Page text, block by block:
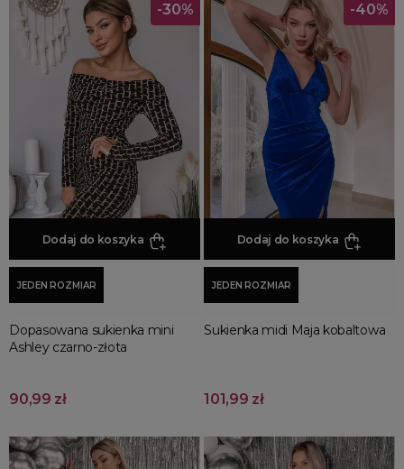
SUMMER
Złote produkty
Wiosenne Uroczystości
Letnie Uroczystości
Jesienne Uroczystości
Zimowe Uroczystości
HOT SALE
Produkty Tygodnia
Różowy Październik
Black Friday
Cyber Monday
Wyprzedaż noworoczna
Dodaj do koszyka
JEDEN ROZMIAR
Dopasowana sukienka mini
Ashley czarno-złota
90,99 zł
-30%
Dodaj do koszyka
JEDEN ROZMIAR
Sukienka midi Maja kobaltowa
101,99 zł
-40%